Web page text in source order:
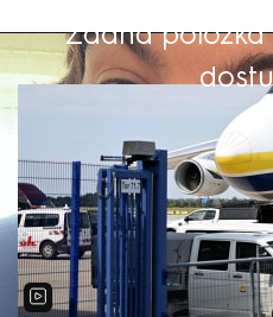
Žádná položka
Výběr redakce